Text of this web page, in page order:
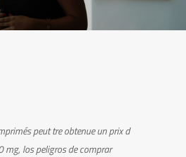
peut tre obtenue un prix d
mg, los peligros de comprar